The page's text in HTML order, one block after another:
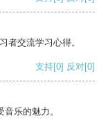
者交流学习心得。
支持[0] 反对[0]
乐的魅力。